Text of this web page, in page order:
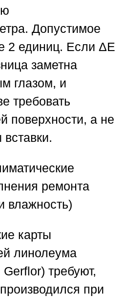
Допустимое
2 единиц. Если ΔE
заметна
глазом, и
требовать
поверхности, а не
ремонта
влажность)
карты
линолеума
требуют,
при